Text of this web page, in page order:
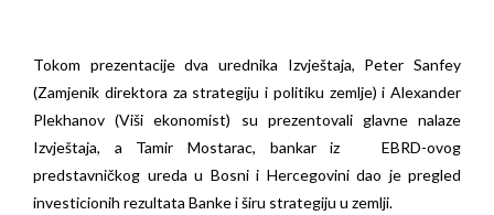
Tokom prezentacije dva urednika Izvještaja, Peter Sanfey
(Zamjenik direktora za strategiju i politiku zemlje) i Alexander
Plekhanov (Viši ekonomist) su prezentovali glavne nalaze
Izvještaja, a Tamir Mostarac, bankar iz EBRD-ovog
predstavničkog ureda u Bosni i Hercegovini dao je pregled
investicionih rezultata Banke i širu strategiju u zemlji.